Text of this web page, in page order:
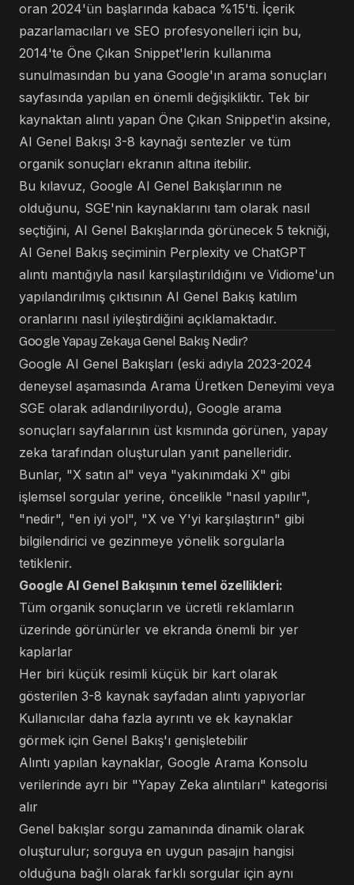
oran 2024'ün başlarında kabaca %15'ti. İçerik
pazarlamacıları ve SEO profesyonelleri için bu,
2014'te Öne Çıkan Snippet'lerin kullanıma
sunulmasından bu yana Google'ın arama sonuçları
sayfasında yapılan en önemli değişikliktir. Tek bir
kaynaktan alıntı yapan Öne Çıkan Snippet'in aksine,
AI Genel Bakışı 3-8 kaynağı sentezler ve tüm
organik sonuçları ekranın altına itebilir.
Bu kılavuz, Google AI Genel Bakışlarının ne
olduğunu, SGE'nin kaynaklarını tam olarak nasıl
seçtiğini, AI Genel Bakışlarında görünecek 5 tekniği,
AI Genel Bakış seçiminin Perplexity ve ChatGPT
alıntı mantığıyla nasıl karşılaştırıldığını ve Vidiome'un
yapılandırılmış çıktısının AI Genel Bakış katılım
oranlarını nasıl iyileştirdiğini açıklamaktadır.
Google Yapay Zekaya Genel Bakış Nedir?
Google AI Genel Bakışları (eski adıyla 2023-2024
deneysel aşamasında Arama Üretken Deneyimi veya
SGE olarak adlandırılıyordu), Google arama
sonuçları sayfalarının üst kısmında görünen, yapay
zeka tarafından oluşturulan yanıt panelleridir.
Bunlar, "X satın al" veya "yakınımdaki X" gibi
işlemsel sorgular yerine, öncelikle "nasıl yapılır",
"nedir", "en iyi yol", "X ve Y'yi karşılaştırın" gibi
bilgilendirici ve gezinmeye yönelik sorgularla
tetiklenir.
Google AI Genel Bakışının temel özellikleri:
Tüm organik sonuçların ve ücretli reklamların
üzerinde görünürler ve ekranda önemli bir yer
kaplarlar
Her biri küçük resimli küçük bir kart olarak
gösterilen 3-8 kaynak sayfadan alıntı yapıyorlar
Kullanıcılar daha fazla ayrıntı ve ek kaynaklar
görmek için Genel Bakış'ı genişletebilir
Alıntı yapılan kaynaklar, Google Arama Konsolu
verilerinde ayrı bir "Yapay Zeka alıntıları" kategorisi
alır
Genel bakışlar sorgu zamanında dinamik olarak
oluşturulur; sorguya en uygun pasajın hangisi
olduğuna bağlı olarak farklı sorgular için aynı